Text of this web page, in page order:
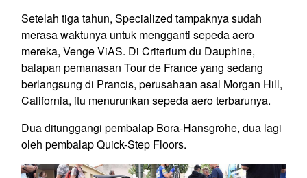
Setelah tiga tahun, Specialized tampaknya sudah
merasa waktunya untuk mengganti sepeda aero
mereka, Venge ViAS. Di Criterium du Dauphine,
balapan pemanasan Tour de France yang sedang
berlangsung di Prancis, perusahaan asal Morgan Hill,
California, itu menurunkan sepeda aero terbarunya.
Dua ditunggangi pembalap Bora-Hansgrohe, dua lagi
oleh pembalap Quick-Step Floors.